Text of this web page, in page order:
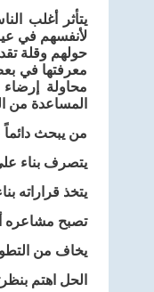
يتأثر أغلب
لأنفسهم في
حولهم وقلة
معرفتها في
محاولة
المساعدة من
من يبحث دائماً
‏يتصرف بناء
‏يتخذ قراراته
‏تصبح مشاعره
‏يخاف من
‏الحل اهتم